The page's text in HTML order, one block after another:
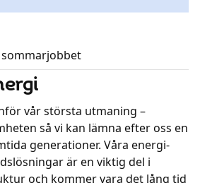
vår största utmaning –
så vi kan lämna efter oss en
generationer. Våra energi-
är en viktig del i
och kommer vara det lång tid